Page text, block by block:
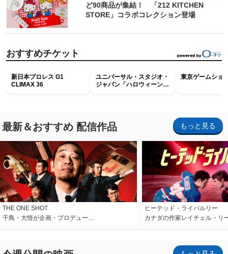
ど90商品が集結！ 「212 KITCHEN
STORE」コラボコレクション登場
おすすめチケット
新日本プロレス G1
CLIMAX 36
ユニバーサル・スタジオ・
ジャパン「ハロウィーン・
東京ゲームショ
最新＆おすすめ 配信作品 もっと見る
THE ONE SHOT
千鳥・大悟が企画・プロデュー…
ヒーテッド・ライバルリー
カナダの作家レイチェル・リ